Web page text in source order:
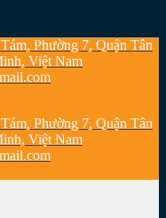
Phường 7, Quận Tân
Việt Nam
Phường 7, Quận Tân
Việt Nam